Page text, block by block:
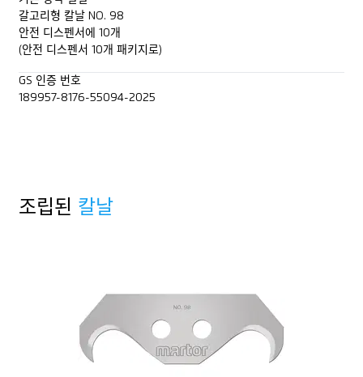
갈고리형 칼날 NO. 98
안전 디스펜서에 10개
(안전 디스펜서 10개 패키지로)
GS 인증 번호
189957-8176-55094-2025
조립된 칼날